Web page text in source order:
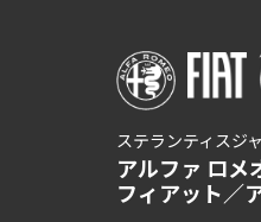
ステランティスジ
アルファ ロメ
フィアット／